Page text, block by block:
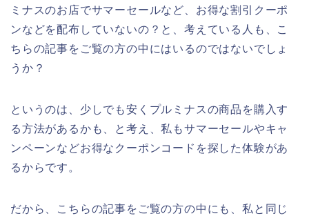
ミナスのお店でサマーセールなど、お得な割引クーポ
ンなどを配布していないの？と、考えている人も、こ
ちらの記事をご覧の方の中にはいるのではないでしょ
うか？
というのは、少しでも安くプルミナスの商品を購入す
る方法があるかも、と考え、私もサマーセールやキャ
ンペーンなどお得なクーポンコードを探した体験があ
るからです。
だから、こちらの記事をご覧の方の中にも、私と同じ